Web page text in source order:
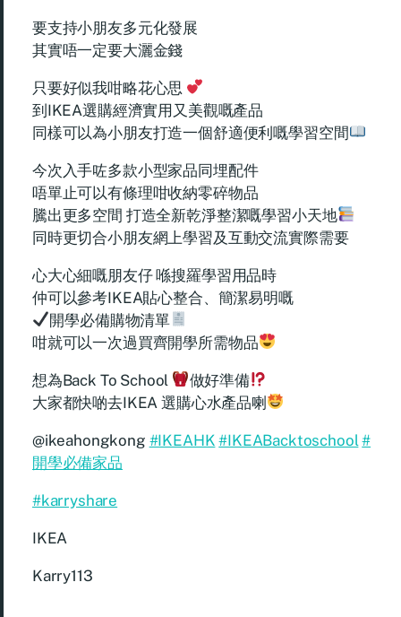
要支持小朋友多元化發展
其實唔一定要大灑金錢
只要好似我咁略花心思
到IKEA選購經濟實用又美觀嘅產品
同樣可以為小朋友打造一個舒適便利嘅學習空間
今次入手咗多款小型家品同埋配件
唔單止可以有條理咁收納零碎物品
騰出更多空間 打造全新乾淨整潔嘅學習小天地
同時更切合小朋友網上學習及互動交流實際需要
心大心細嘅朋友仔 喺搜羅學習用品時
仲可以參考IKEA貼心整合、簡潔易明嘅
開學必備購物清單
咁就可以一次過買齊開學所需物品
想為Back To School
做好準備
大家都快啲去IKEA 選購心水產品喇
@ikeahongkong #IKEAHK #IKEABacktoschool #
開學必備家品
#karryshare
IKEA
Karry113